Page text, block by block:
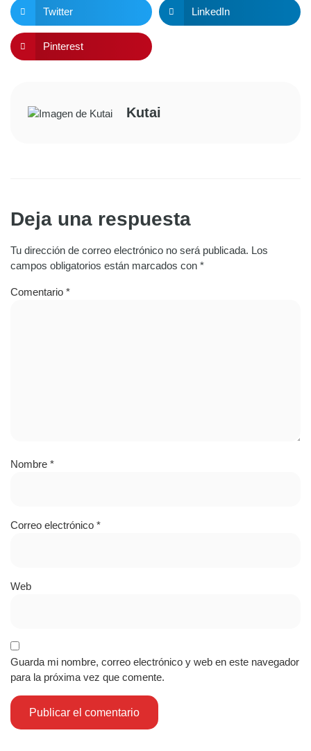
Twitter LinkedIn
Pinterest
Kutai
Deja una respuesta
Tu dirección de correo electrónico no será publicada. Los
campos obligatorios están marcados con *
Comentario *
Nombre *
Correo electrónico *
Web
Guarda mi nombre, correo electrónico y web en este navegador
para la próxima vez que comente.